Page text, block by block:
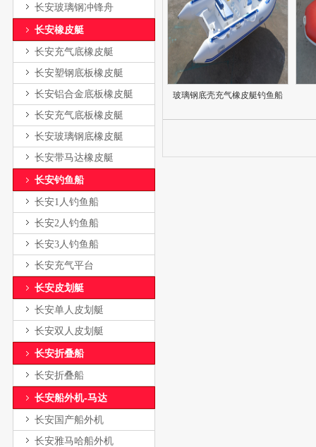
长安玻璃钢冲锋舟
长安橡皮艇
长安充气底橡皮艇
长安塑钢底板橡皮艇
长安铝合金底板橡皮艇
长安充气底板橡皮艇
长安玻璃钢底橡皮艇
长安带马达橡皮艇
长安钓鱼船
长安1人钓鱼船
长安2人钓鱼船
长安3人钓鱼船
长安充气平台
长安皮划艇
长安单人皮划艇
长安双人皮划艇
长安折叠船
长安折叠船
长安船外机-马达
长安国产船外机
长安雅马哈船外机
玻璃钢底壳充气橡皮艇钓鱼船